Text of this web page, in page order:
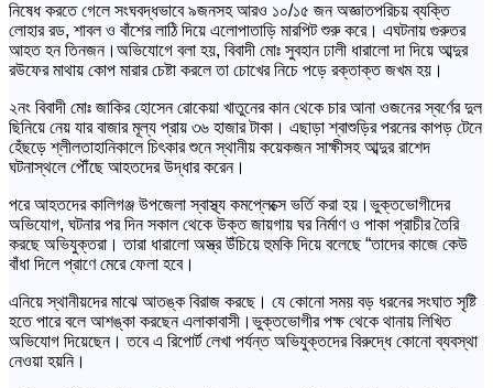
নিষেধ করতে গেলে সংঘবদ্ধভাবে ৯জনসহ আরও ১০/১৫ জন অজ্ঞাতপরিচয় ব্যক্তি
লোহার রড, শাবল ও বাঁশের লাঠি দিয়ে এলোপাতাড়ি মারপিট শুরু করে। এঘটনায় গুরুতর
আহত হন তিনজন।অভিযোগে বলা হয়, বিবাদী মোঃ সুবহান ঢালী ধারালো দা দিয়ে আব্দুর
রউফের মাথায় কোপ মারার চেষ্টা করলে তা চোখের নিচে পড়ে রক্তাক্ত জখম হয়।
২নং বিবাদী মোঃ জাকির হোসেন রোকেয়া খাতুনের কান থেকে চার আনা ওজনের স্বর্ণের দুল
ছিনিয়ে নেয় যার বাজার মূল্য প্রায় ৩৬ হাজার টাকা। এছাড়া শ্বাশুড়ির পরনের কাপড় টেনে
হেঁছড়ে শ্লীলতাহানিকালে চিৎকার শুনে স্থানীয় কয়েকজন সাক্ষীসহ আব্দুর রাশেদ
ঘটনাস্থলে পৌঁছে আহতদের উদ্ধার করেন।
পরে আহতদের কালিগঞ্জ উপজেলা স্বাস্থ্য কমপ্লেক্সে ভর্তি করা হয়।ভুক্তভোগীদের
অভিযোগ, ঘটনার পর দিন সকাল থেকে উক্ত জায়গায় ঘর নির্মাণ ও পাকা প্রাচীর তৈরি
করছে অভিযুক্তরা। তারা ধারালো অস্ত্র উঁচিয়ে হুমকি দিয়ে বলেছে “তাদের কাজে কেউ
বাঁধা দিলে প্রাণে মেরে ফেলা হবে।
এনিয়ে স্থানীয়দের মাঝে আতঙ্ক বিরাজ করছে। যে কোনো সময় বড় ধরনের সংঘাত সৃষ্টি
হতে পারে বলে আশঙ্কা করছেন এলাকাবাসী।ভুক্তভোগীর পক্ষ থেকে থানায় লিখিত
অভিযোগ দিয়েছেন। তবে এ রিপোর্ট লেখা পর্যন্ত অভিযুক্তদের বিরুদ্ধে কোনো ব্যবস্থা
নেওয়া হয়নি।